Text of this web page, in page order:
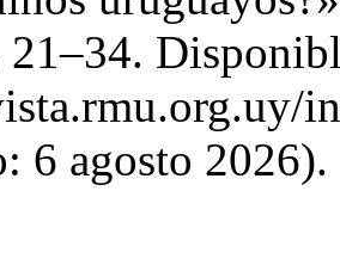
6 agosto 2026).